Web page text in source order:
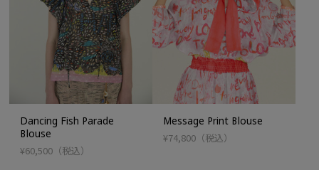
Dancing Fish Parade
Blouse
¥60,500 （税込）
Message Print Blouse
¥74,800（税込）